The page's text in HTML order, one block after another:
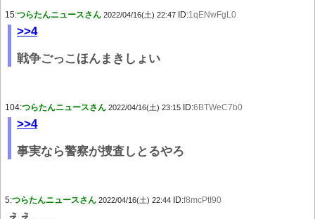
15:つらたんニュースさん 2022/04/16(土) 22:47 ID:1qENwFgL0
>>4
戦争ごっこほんまきしょい
104:つらたんニュースさん 2022/04/16(土) 23:15 ID:6BTWeC7b0
>>4
事実なら警察が捜査しとるやろ
5:つらたんニュースさん 2022/04/16(土) 22:44 ID:f8mcPtI90